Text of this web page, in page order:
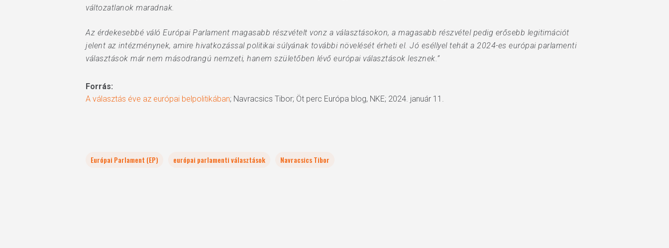
változatlanok maradnak.
Az érdekesebbé váló Európai Parlament magasabb részvételt vonz a választásokon, a magasabb részvétel pedig erősebb legitimációt
jelent az intézménynek, amire hivatkozással politikai súlyának további növelését érheti el. Jó eséllyel tehát a 2024-es európai parlamenti
választások már nem másodrangú nemzeti, hanem születőben lévő európai választások lesznek.”
Forrás:
A választás éve az európai belpolitikában; Navracsics Tibor; Öt perc Európa blog, NKE; 2024. január 11.
Európai Parlament (EP) európai parlamenti választások Navracsics Tibor